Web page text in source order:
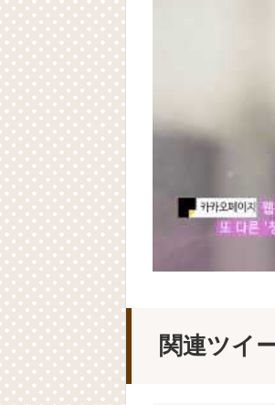
俳優カン・
関連ツイ